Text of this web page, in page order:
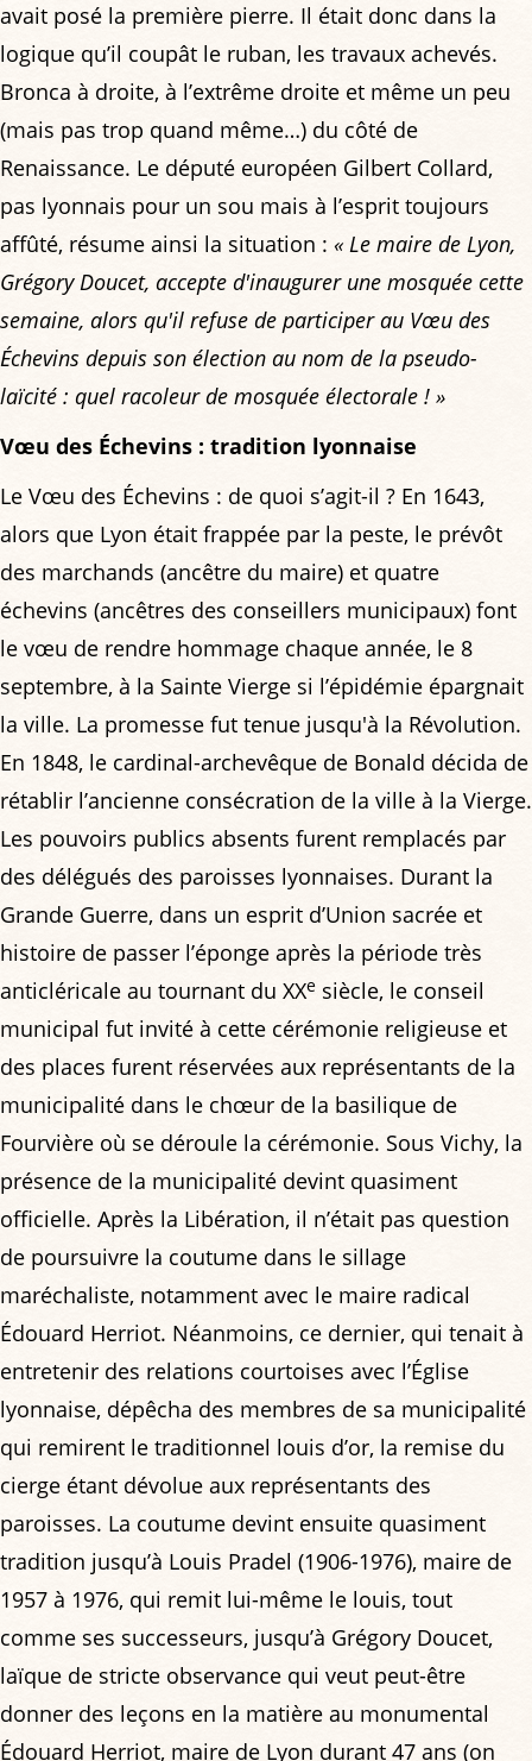
avait posé la première pierre. Il était donc dans la
logique qu’il coupât le ruban, les travaux achevés.
Bronca à droite, à l’extrême droite et même un peu
(mais pas trop quand même…) du côté de
Renaissance. Le député européen Gilbert Collard,
pas lyonnais pour un sou mais à l’esprit toujours
affûté, résume ainsi la situation : « Le maire de Lyon,
Grégory Doucet, accepte d'inaugurer une mosquée cette
semaine, alors qu'il refuse de participer au Vœu des
Échevins depuis son élection au nom de la pseudo-
laïcité : quel racoleur de mosquée électorale ! »
Vœu des Échevins : tradition lyonnaise
Le Vœu des Échevins : de quoi s’agit-il ? En 1643,
alors que Lyon était frappée par la peste, le prévôt
des marchands (ancêtre du maire) et quatre
échevins (ancêtres des conseillers municipaux) font
le vœu de rendre hommage chaque année, le 8
septembre, à la Sainte Vierge si l’épidémie épargnait
la ville. La promesse fut tenue jusqu'à la Révolution.
En 1848, le cardinal-archevêque de Bonald décida de
rétablir l’ancienne consécration de la ville à la Vierge.
Les pouvoirs publics absents furent remplacés par
des délégués des paroisses lyonnaises. Durant la
Grande Guerre, dans un esprit d’Union sacrée et
histoire de passer l’éponge après la période très
anticléricale au tournant du XXe siècle, le conseil
municipal fut invité à cette cérémonie religieuse et
des places furent réservées aux représentants de la
municipalité dans le chœur de la basilique de
Fourvière où se déroule la cérémonie. Sous Vichy, la
présence de la municipalité devint quasiment
officielle. Après la Libération, il n’était pas question
de poursuivre la coutume dans le sillage
maréchaliste, notamment avec le maire radical
Édouard Herriot. Néanmoins, ce dernier, qui tenait à
entretenir des relations courtoises avec l’Église
lyonnaise, dépêcha des membres de sa municipalité
qui remirent le traditionnel louis d’or, la remise du
cierge étant dévolue aux représentants des
paroisses. La coutume devint ensuite quasiment
tradition jusqu’à Louis Pradel (1906-1976), maire de
1957 à 1976, qui remit lui-même le louis, tout
comme ses successeurs, jusqu’à Grégory Doucet,
laïque de stricte observance qui veut peut-être
donner des leçons en la matière au monumental
Édouard Herriot, maire de Lyon durant 47 ans (on